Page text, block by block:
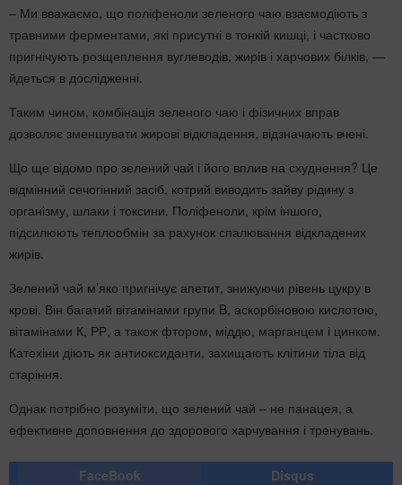
– Ми вважаємо, що поліфеноли зеленого чаю взаємодіють з
травними ферментами, які присутні в тонкій кишці, і частково
пригнічують розщеплення вуглеводів, жирів і харчових білків, —
йдеться в дослідженні.
Таким чином, комбінація зеленого чаю і фізичних вправ
дозволяє зменшувати жирові відкладення, відзначають вчені.
Що ще відомо про зелений чай і його вплив на схуднення? Це
відмінний сечогінний засіб, котрий виводить зайву рідину з
організму, шлаки і токсини. Поліфеноли, крім іншого,
підсилюють теплообмін за рахунок спалювання відкладених
жирів.
Зелений чай м’яко пригнічує апетит, знижуючи рівень цукру в
крові. Він багатий вітамінами групи B, аскорбіновою кислотою,
вітамінами К, РР, а також фтором, міддю, марганцем і цинком.
Катехіни діють як антиоксиданти, захищають клітини тіла від
старіння.
Однак потрібно розуміти, що зелений чай – не панацея, а
ефективне доповнення до здорового харчування і тренувань.
FaceBook Disqus